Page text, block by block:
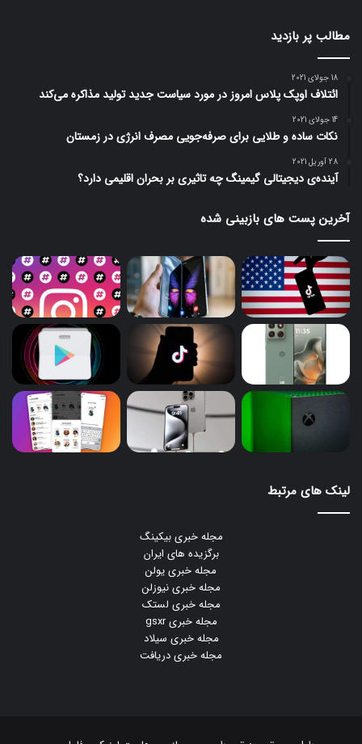
مطالب پر بازدید
18 جولای 2021
ائتلاف اوپک پلاس امروز در مورد سیاست جدید تولید مذاکره می‌کند
14 جولای 2021
نکات ساده و طلایی برای صرفه‌جویی مصرف انرژی در زمستان
28 آوریل 2021
آینده‌ی دیجیتالی گیمینگ چه تاثیری بر بحران اقلیمی دارد؟
آخرین پست های بازبینی شده
لینک های مرتبط
مجله خبری بیکینگ
برگزیده های ایران
مجله خبری یولن
مجله خبری نیوزلن
مجله خبری لستک
مجله خبری gsxr
مجله خبری سیلاد
مجله خبری دریافت